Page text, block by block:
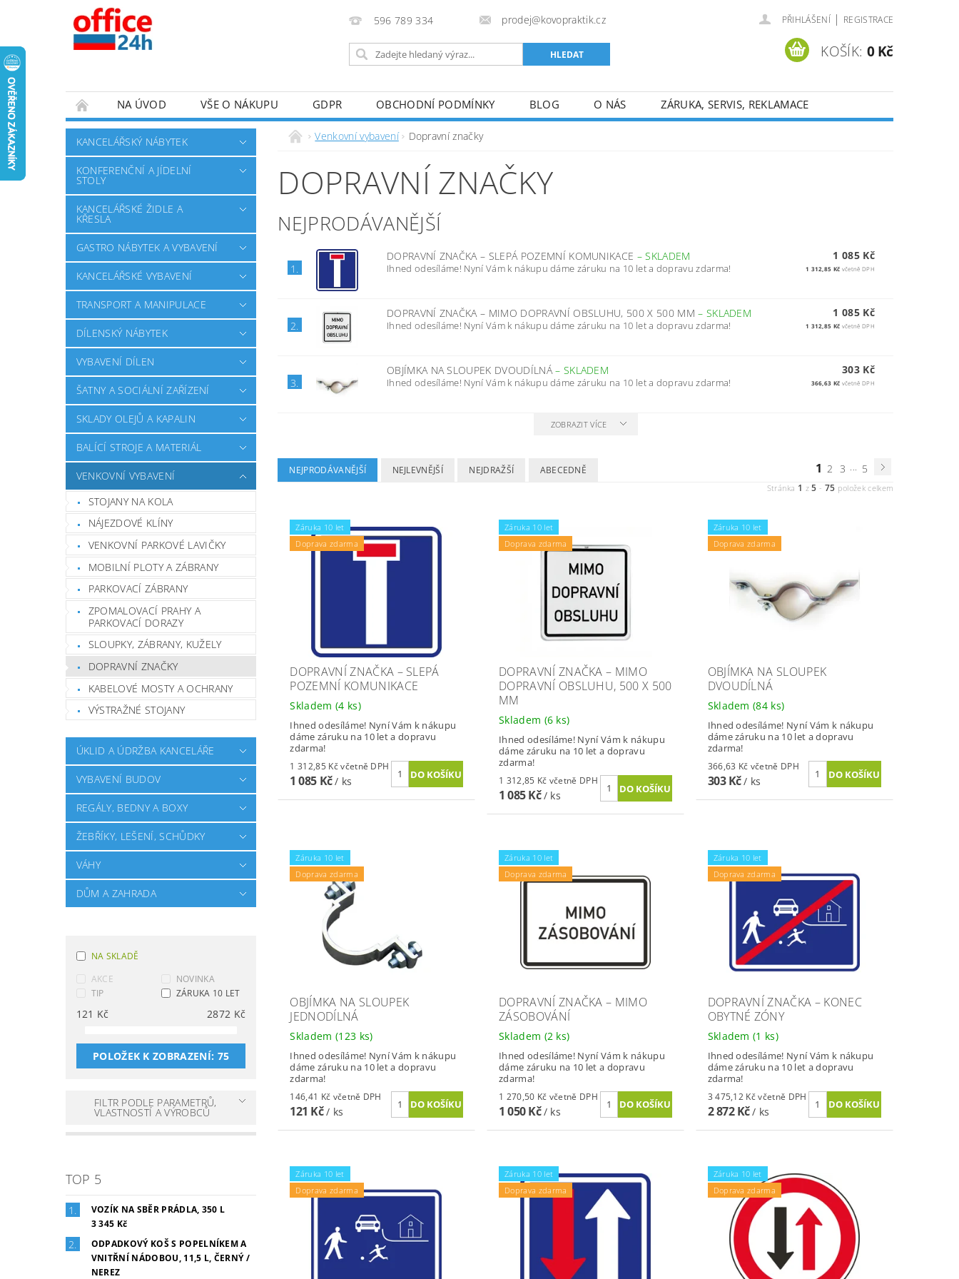
596 789 334 prodej@kovopraktik.cz PŘIHLÁŠENÍ | REGISTRACE
KOŠÍK: 0 Kč
NA ÚVOD VŠE O NÁKUPU GDPR OBCHODNÍ PODMÍNKY BLOG O NÁS ZÁRUKA, SERVIS, REKLAMACE
KANCELÁŘSKÝ NÁBYTEK
KONFERENČNÍ A JÍDELNÍ
STOLY
KANCELÁŘSKÉ ŽIDLE A
KŘESLA
GASTRO NÁBYTEK A VYBAVENÍ
KANCELÁŘSKÉ VYBAVENÍ
TRANSPORT A MANIPULACE
DÍLENSKÝ NÁBYTEK
VYBAVENÍ DÍLEN
ŠATNY A SOCIÁLNÍ ZAŘÍZENÍ
SKLADY OLEJŮ A KAPALIN
BALÍCÍ STROJE A MATERIÁL
VENKOVNÍ VYBAVENÍ
STOJANY NA KOLA
NÁJEZDOVÉ KLÍNY
VENKOVNÍ PARKOVÉ LAVIČKY
MOBILNÍ PLOTY A ZÁBRANY
PARKOVACÍ ZÁBRANY
ZPOMALOVACÍ PRAHY A
PARKOVACÍ DORAZY
SLOUPKY, ZÁBRANY, KUŽELY
DOPRAVNÍ ZNAČKY
KABELOVÉ MOSTY A OCHRANY
VÝSTRAŽNÉ STOJANY
ÚKLID A ÚDRŽBA KANCELÁŘE
VYBAVENÍ BUDOV
REGÁLY, BEDNY A BOXY
ŽEBŘÍKY, LEŠENÍ, SCHŮDKY
VÁHY
DŮM A ZAHRADA
NA SKLADĚ
AKCE
NOVINKA
TIP
ZÁRUKA 10 LET
121 Kč 2872 Kč
POLOŽEK K ZOBRAZENÍ: 75
FILTR PODLE PARAMETRŮ,
VLASTNOSTÍ A VÝROBCŮ
TOP 5
VOZÍK NA SBĚR PRÁDLA, 350 L
3 345 Kč
ODPADKOVÝ KOŠ S POPELNÍKEM A
VNITŘNÍ NÁDOBOU, 11,5 L, ČERNÝ /
NEREZ
Venkovní vybavení Dopravní značky
DOPRAVNÍ ZNAČKY
NEJPRODÁVANĚJŠÍ
1.
DOPRAVNÍ ZNAČKA – SLEPÁ POZEMNÍ KOMUNIKACE –SKLADEM
Ihned odesíláme! Nyní Vám k nákupu dáme záruku na 10 let a dopravu zdarma!
1 085 Kč
1 312,85 Kč včetně DPH
2.
DOPRAVNÍ ZNAČKA – MIMO DOPRAVNÍ OBSLUHU, 500 X 500 MM– SKLADEM
Ihned odesíláme! Nyní Vám k nákupu dáme záruku na 10 let a dopravu zdarma!
1 085 Kč
1 312,85 Kč včetně DPH
3.
OBJÍMKA NA SLOUPEK DVOUDÍLNÁ– SKLADEM
Ihned odesíláme! Nyní Vám k nákupu dáme záruku na 10 let a dopravu zdarma!
303 Kč
366,63 Kč včetně DPH
ZOBRAZIT VÍCE
NEJPRODÁVANĚJŠÍ NEJLEVNĚJŠÍ NEJDRAŽŠÍ ABECEDNĚ 1 2 3 ... 5
Stránka 1 z5 - 75 položek celkem
Záruka 10 let
Doprava zdarma
DOPRAVNÍ ZNAČKA – SLEPÁ
POZEMNÍ KOMUNIKACE
Skladem (4 ks)
Ihned odesíláme! Nyní Vám k nákupu
dáme záruku na 10 let a dopravu
zdarma!
1 312,85 Kč včetně DPH
1 085 Kč/ ks
Záruka 10 let
Doprava zdarma
DOPRAVNÍ ZNAČKA – MIMO
DOPRAVNÍ OBSLUHU, 500 X 500
MM
Skladem (6 ks)
Ihned odesíláme! Nyní Vám k nákupu
dáme záruku na 10 let a dopravu
zdarma!
1 312,85 Kč včetně DPH
1 085 Kč/ ks
Záruka 10 let
Doprava zdarma
OBJÍMKA NA SLOUPEK
DVOUDÍLNÁ
Skladem(84 ks)
Ihned odesíláme! Nyní Vám k nákupu
dáme záruku na 10 let a dopravu
zdarma!
366,63 Kč včetně DPH
303 Kč/ ks
Záruka 10 let
Doprava zdarma
OBJÍMKA NA SLOUPEK
JEDNODÍLNÁ
Skladem (123 ks)
Ihned odesíláme! Nyní Vám k nákupu
dáme záruku na 10 let a dopravu
zdarma!
146,41 Kč včetně DPH
121 Kč/ ks
Záruka 10 let
Doprava zdarma
DOPRAVNÍ ZNAČKA – MIMO
ZÁSOBOVÁNÍ
Skladem (2 ks)
Ihned odesíláme! Nyní Vám k nákupu
dáme záruku na 10 let a dopravu
zdarma!
1 270,50 Kč včetně DPH
1 050 Kč/ ks
Záruka 10 let
Doprava zdarma
DOPRAVNÍ ZNAČKA – KONEC
OBYTNÉ ZÓNY
Skladem(1 ks)
Ihned odesíláme! Nyní Vám k nákupu
dáme záruku na 10 let a dopravu
zdarma!
3 475,12 Kč včetně DPH
2 872 Kč/ ks
Záruka 10 let
Doprava zdarma
Záruka 10 let
Doprava zdarma
Záruka 10 let
Doprava zdarma